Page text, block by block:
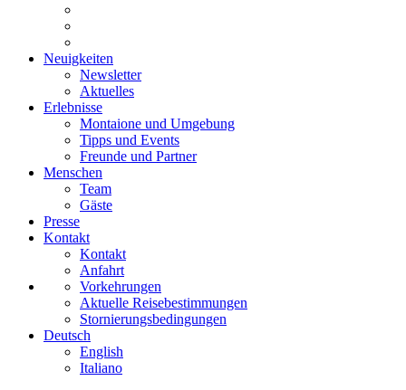
Neuigkeiten
Newsletter
Aktuelles
Erlebnisse
Montaione und Umgebung
Tipps und Events
Freunde und Partner
Menschen
Team
Gäste
Presse
Kontakt
Kontakt
Anfahrt
Vorkehrungen
Aktuelle Reisebestimmungen
Stornierungsbedingungen
Deutsch
English
Italiano